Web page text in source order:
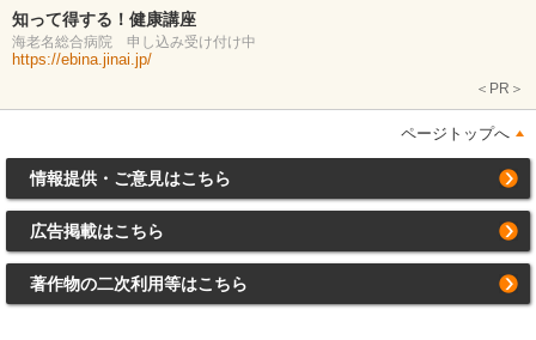
知って得する！健康講座
海老名総合病院 申し込み受け付け中
https://ebina.jinai.jp/
＜PR＞
ページトップへ
情報提供・ご意見はこちら
広告掲載はこちら
著作物の二次利用等はこちら